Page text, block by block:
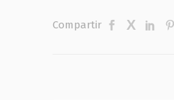
Compartir